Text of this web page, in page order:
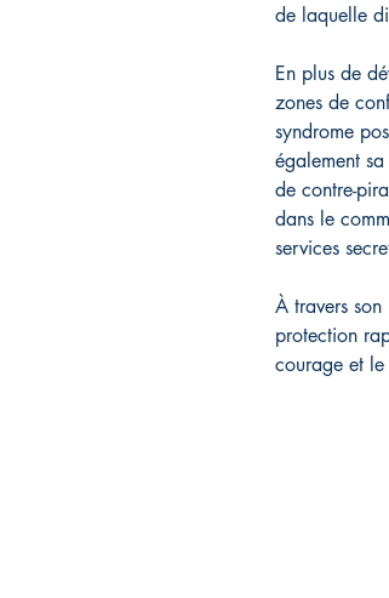
de laquelle
En plus de
zones de
syndrome
également
de contre-
dans le
services
À travers
protection
courage et